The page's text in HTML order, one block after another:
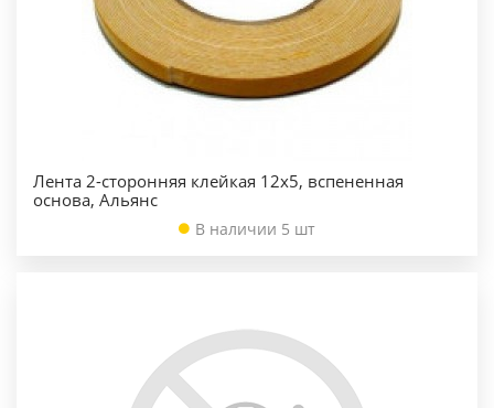
Лента 2-сторонняя клейкая 12х5, вспененная
основа, Альянс
В наличии 5 шт